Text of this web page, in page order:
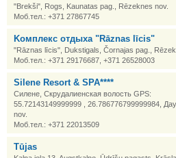
"Brekši", Rogs, Kaunatas pag., Rēzeknes nov.
Моб.тел.: +371 27867745
Kомплекс отдыха "Rāznas līcis"
"Rāznas līcis", Dukstigals, Čornajas pag.,
Моб.тел.: +371 29176687, +371 26528003
Silene Resort & SPA****
Силене, Скрудалиенская волость GPS:
55.72143149999999 , 26.786776799999984,
nov.
Моб.тел.: +371 22013509
Tūjas